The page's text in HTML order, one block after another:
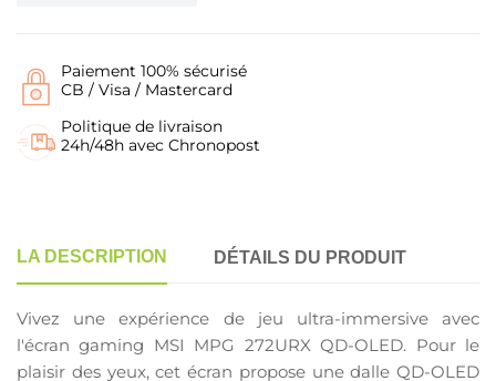
Paiement 100% sécurisé
CB / Visa / Mastercard
Politique de livraison
24h/48h avec Chronopost
LA DESCRIPTION DÉTAILS DU PRODUIT
Vivez une expérience de jeu ultra-immersive avec
l'écran gaming MSI MPG 272URX QD-OLED. Pour le
plaisir des yeux, cet écran propose une dalle QD-OLED